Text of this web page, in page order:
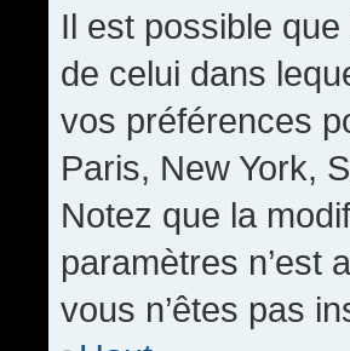
Il est possible
de celui dans
vos préférences
Paris, New York,
Notez que la
paramètres n’est
vous n’êtes pas